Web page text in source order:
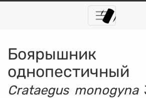
Боярышник
однопестичный
Crataegus monogyna